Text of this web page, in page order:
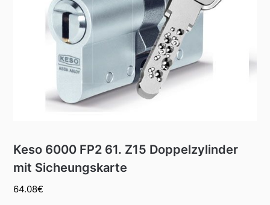
Keso 6000 FP2 61. Z15 Doppelzylinder
mit Sicheungskarte
64.08€